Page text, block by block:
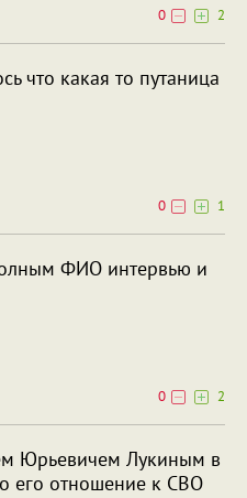
0
2
что какая то путаница
0
1
ФИО интервью и
0
2
Юрьевичем Лукиным в
его отношение к СВО